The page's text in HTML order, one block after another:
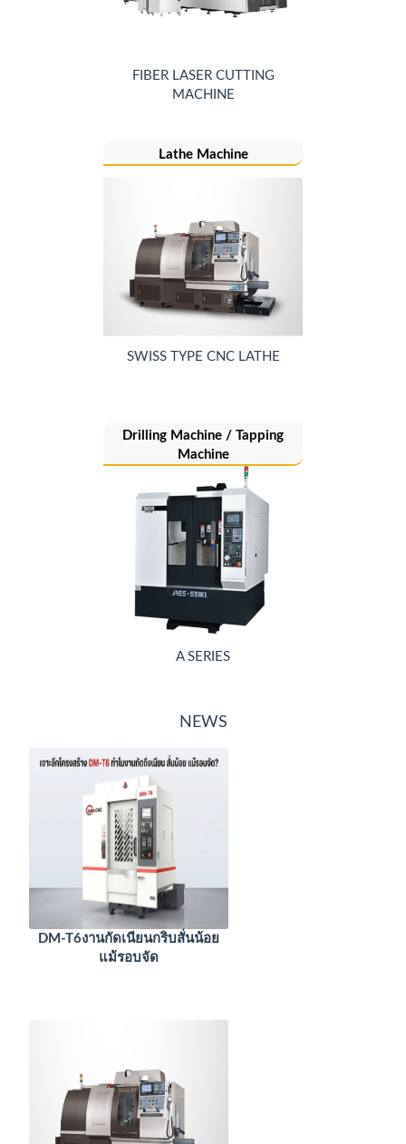
FIBER LASER CUTTING
MACHINE
Lathe Machine
SWISS TYPE CNC LATHE
Drilling Machine / Tapping
Machine
A SERIES
NEWS
DM-T6งานกัดเนียนกริบสั่นน้อย
แม้รอบจัด